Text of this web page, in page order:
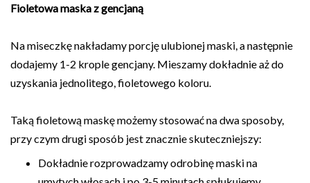
Fioletowa maska z gencjaną
Na miseczkę nakładamy porcję ulubionej maski, a następnie
dodajemy 1-2 krople gencjany. Mieszamy dokładnie aż do
uzyskania jednolitego, fioletowego koloru.
Taką fioletową maskę możemy stosować na dwa sposoby,
przy czym drugi sposób jest znacznie skuteczniejszy:
Dokładnie rozprowadzamy odrobinę maski na